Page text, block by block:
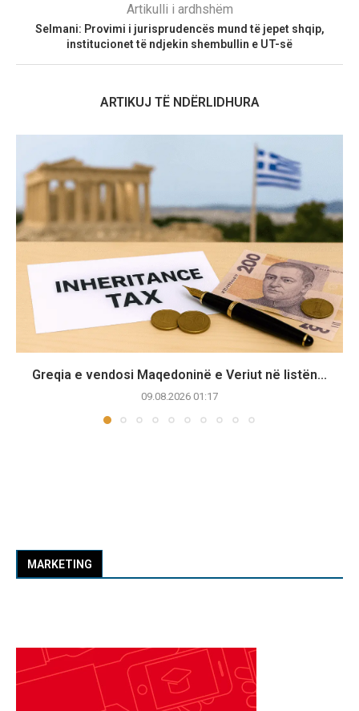
Artikulli i ardhshëm
Selmani: Provimi i jurisprudencës mund të jepet shqip,
institucionet të ndjekin shembullin e UT-së
ARTIKUJ TË NDËRLIDHURA
Greqia e vendosi Maqedoninë e Veriut në listën...
09.08.2026 01:17
MARKETING